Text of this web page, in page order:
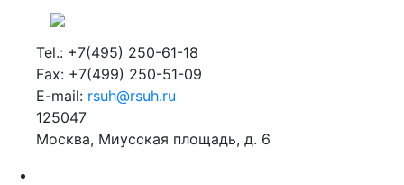
Tel.: +7(495) 250-61-18
Fax: +7(499) 250-51-09
E-mail: rsuh@rsuh.ru
125047
Москва, Миусская площадь, д. 6